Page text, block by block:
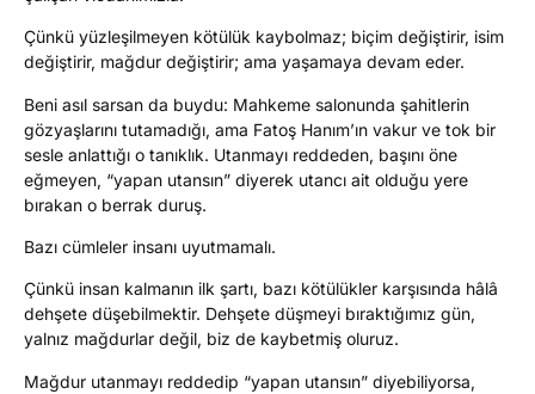
Çünkü yüzleşilmeyen kötülük kaybolmaz; biçim değiştirir, isim
değiştirir, mağdur değiştirir; ama yaşamaya devam eder.
Beni asıl sarsan da buydu: Mahkeme salonunda şahitlerin
gözyaşlarını tutamadığı, ama Fatoş Hanım’ın vakur ve tok bir
sesle anlattığı o tanıklık. Utanmayı reddeden, başını öne
eğmeyen, “yapan utansın” diyerek utancı ait olduğu yere
bırakan o berrak duruş.
Bazı cümleler insanı uyutmamalı.
Çünkü insan kalmanın ilk şartı, bazı kötülükler karşısında hâlâ
dehşete düşebilmektir. Dehşete düşmeyi bıraktığımız gün,
yalnız mağdurlar değil, biz de kaybetmiş oluruz.
Mağdur utanmayı reddedip “yapan utansın” diyebiliyorsa,